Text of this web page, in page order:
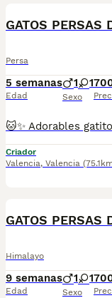
GATOS PERSAS
Persa
5 semanas
Edad
1 1
Sexo
Criador
Valencia, Valencia
Himalayo
9 semanas
Edad
1 1
Sexo